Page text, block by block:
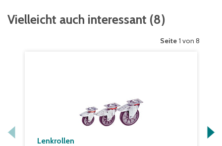
Vielleicht auch interessant (8)
Seite 1 von 8
Lenkrollen